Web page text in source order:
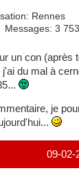
Rennes
Messages: 3 753
un con (après
du mal à
je
09-02-